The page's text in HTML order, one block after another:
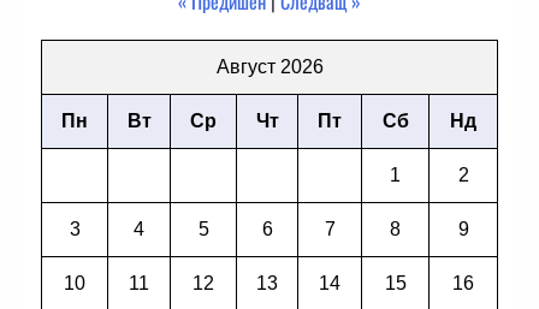
Август 2026
Пн Вт Ср Чт Пт Сб Нд
1 2
3 4 5 6 7 8 9
10 11 12 13 14 15 16